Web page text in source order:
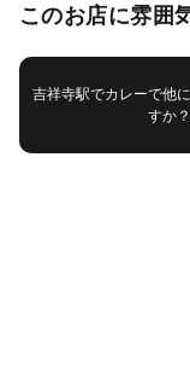
このお店に雰囲
吉祥寺駅でカレーで他
すか？